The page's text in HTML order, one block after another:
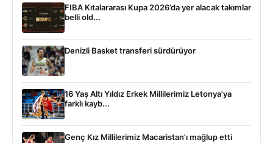
FIBA Kıtalararası Kupa 2026’da yer alacak takımlar
belli old...
Denizli Basket transferi sürdürüyor
16 Yaş Altı Yıldız Erkek Millilerimiz Letonya'ya
farklı kayb...
Genç Kız Millilerimiz Macaristan'ı mağlup etti